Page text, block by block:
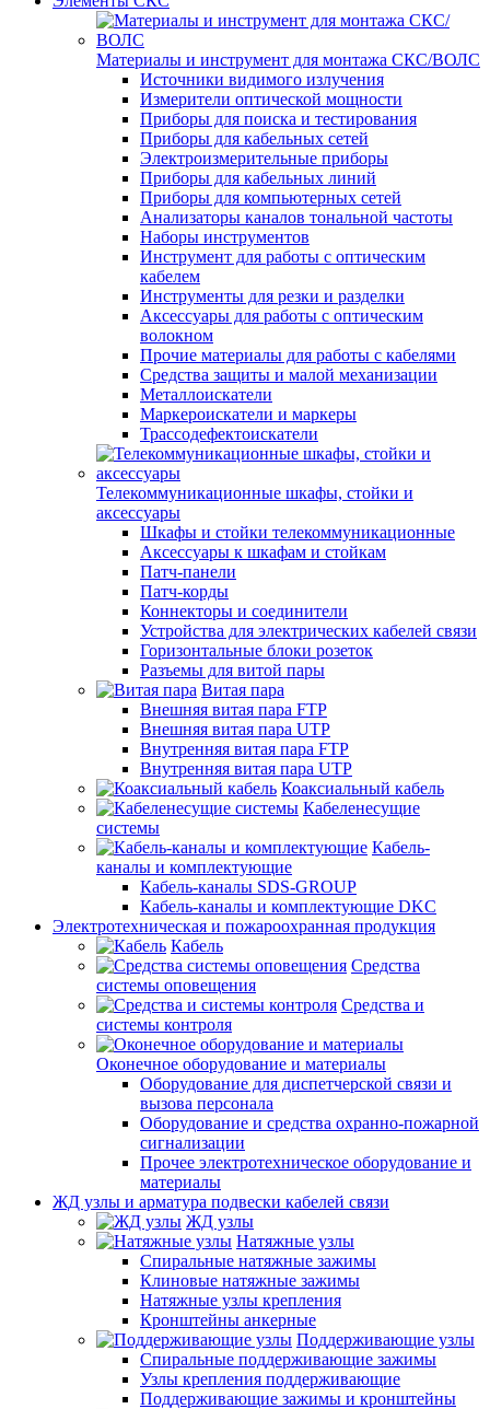
Материалы и инструмент для монтажа СКС/ВОЛС
Источники видимого излучения
Измерители оптической мощности
Приборы для поиска и тестирования
Приборы для кабельных сетей
Электроизмерительные приборы
Приборы для кабельных линий
Приборы для компьютерных сетей
Анализаторы каналов тональной частоты
Наборы инструментов
Инструмент для работы с оптическим
кабелем
Инструменты для резки и разделки
Аксессуары для работы с оптическим
волокном
Прочие материалы для работы с кабелями
Средства защиты и малой механизации
Металлоискатели
Маркероискатели и маркеры
Трассодефектоискатели
Телекоммуникационные шкафы, стойки и
аксессуары
Шкафы и стойки телекоммуникационные
Аксессуары к шкафам и стойкам
Патч-панели
Патч-корды
Коннекторы и соединители
Устройства для электрических кабелей связи
Горизонтальные блоки розеток
Разъемы для витой пары
Витая пара
Внешняя витая пара FTP
Внешняя витая пара UTP
Внутренняя витая пара FTP
Внутренняя витая пара UTP
Коаксиальный кабель
Кабеленесущие
системы
Кабель-
каналы и комплектующие
Кабель-каналы SDS-GROUP
Кабель-каналы и комплектующие DKC
Электротехническая и пожароохранная продукция
Кабель
Средства
системы оповещения
Средства и
системы контроля
Оконечное оборудование и материалы
Оборудование для диспетчерской связи и
вызова персонала
Оборудование и средства охранно-пожарной
сигнализации
Прочее электротехническое оборудование и
материалы
ЖД узлы и арматура подвески кабелей связи
ЖД узлы
Натяжные узлы
Спиральные натяжные зажимы
Клиновые натяжные зажимы
Натяжные узлы крепления
Кронштейны анкерные
Поддерживающие узлы
Спиральные поддерживающие зажимы
Узлы крепления поддерживающие
Поддерживающие зажимы и кронштейны